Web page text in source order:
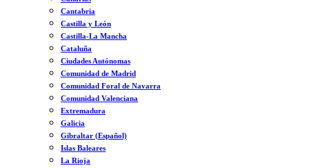
Cantabria
Castilla y León
Castilla-La Mancha
Cataluña
Ciudades Autónomas
Comunidad de Madrid
Comunidad Foral de Navarra
Comunidad Valenciana
Extremadura
Galicia
Gibraltar (Español)
Islas Baleares
La Rioja